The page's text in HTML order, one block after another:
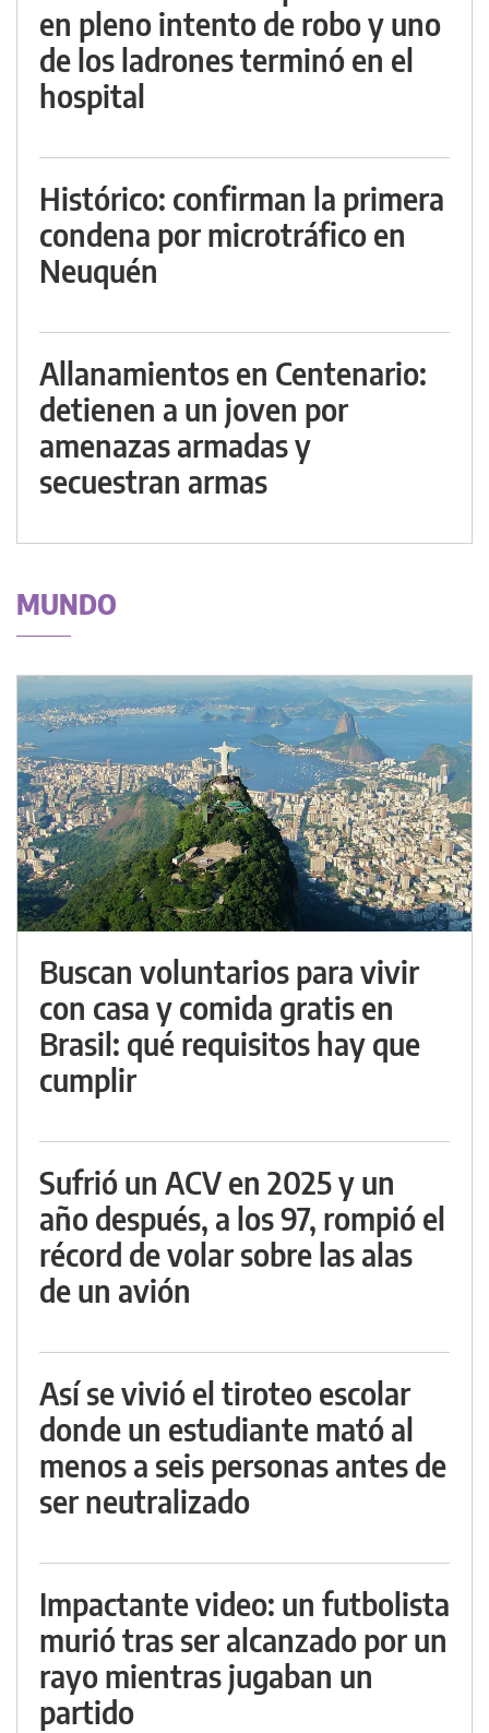
en pleno intento de robo y uno
de los ladrones terminó en el
hospital
Histórico: confirman la primera
condena por microtráfico en
Neuquén
Allanamientos en Centenario:
detienen a un joven por
amenazas armadas y
secuestran armas
MUNDO
Buscan voluntarios para vivir
con casa y comida gratis en
Brasil: qué requisitos hay que
cumplir
Sufrió un ACV en 2025 y un
año después, a los 97, rompió el
récord de volar sobre las alas
de un avión
Así se vivió el tiroteo escolar
donde un estudiante mató al
menos a seis personas antes de
ser neutralizado
Impactante video: un futbolista
murió tras ser alcanzado por un
rayo mientras jugaban un
partido